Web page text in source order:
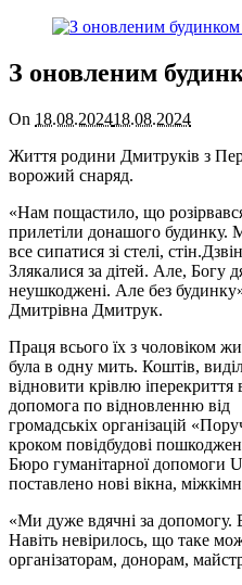
З оновленим
On 18.08.202418.08.2024
Життя родини Дмитруків з
ворожий снаряд.
«Нам пощастило, що
прилетіли донашого будинку.
все сипатися зі стелі,
Злякалися за дітей. Але, Богу
неушкоджені. Але без
Дмитрівна Дмитрук.
Праця всього їх з чоловіком
була в одну мить. Коштів,
відновити крівлю
допомога по відновленню від
громадськіх організацій
кроком повідбудові
Бюро гуманітарної допомоги
поставлено нові вікна,
«Ми дуже вдячні за допомогу.
Навіть невірилось, що таке
організаторам, донорам,